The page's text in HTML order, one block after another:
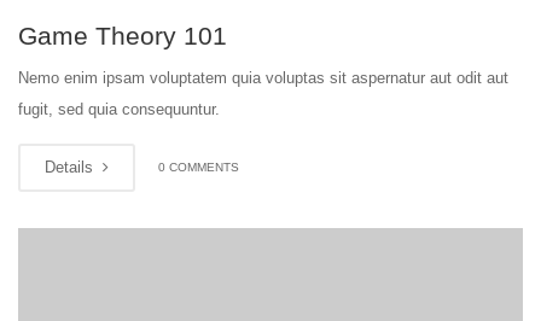
Game Theory 101
Nemo enim ipsam voluptatem quia voluptas sit aspernatur aut odit aut
fugit, sed quia consequuntur.
Details 0 COMMENTS